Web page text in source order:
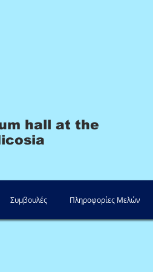
hall at the
Συμβουλές Πληροφορίες Μελών